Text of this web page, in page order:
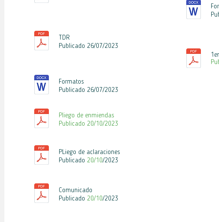
TDR
Publicado 26/07/2023
Formatos
Publicado 26/07/2023
Pliego de enmiendas
Publicado 20/10/2023
PLiego de aclaraciones
Publicado 20/10/2023
Comunicado
Publicado 20/10/2023